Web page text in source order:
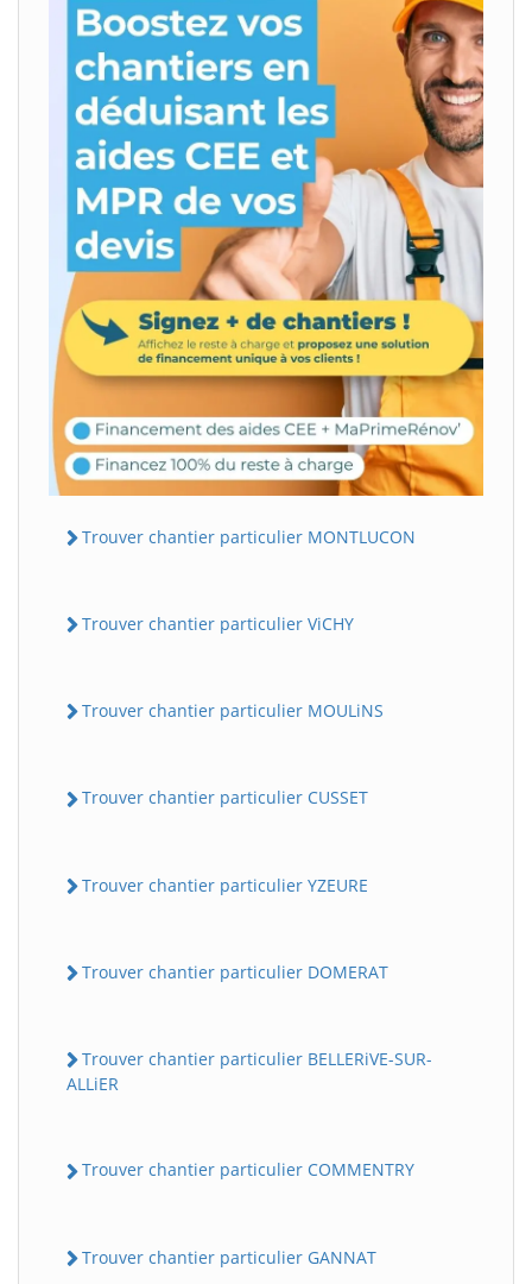
Trouver chantier particulier MONTLUCON
Trouver chantier particulier ViCHY
Trouver chantier particulier MOULiNS
Trouver chantier particulier CUSSET
Trouver chantier particulier YZEURE
Trouver chantier particulier DOMERAT
Trouver chantier particulier BELLERiVE-SUR-
ALLiER
Trouver chantier particulier COMMENTRY
Trouver chantier particulier GANNAT